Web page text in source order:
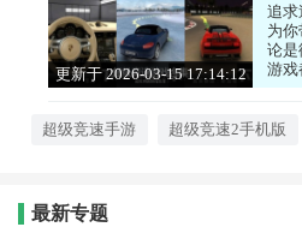
更新于 2026-03-15 17:14:12
追求
为
论是
游戏
感和
对手
超级竞速手游 超级竞速2手机版
最新专题